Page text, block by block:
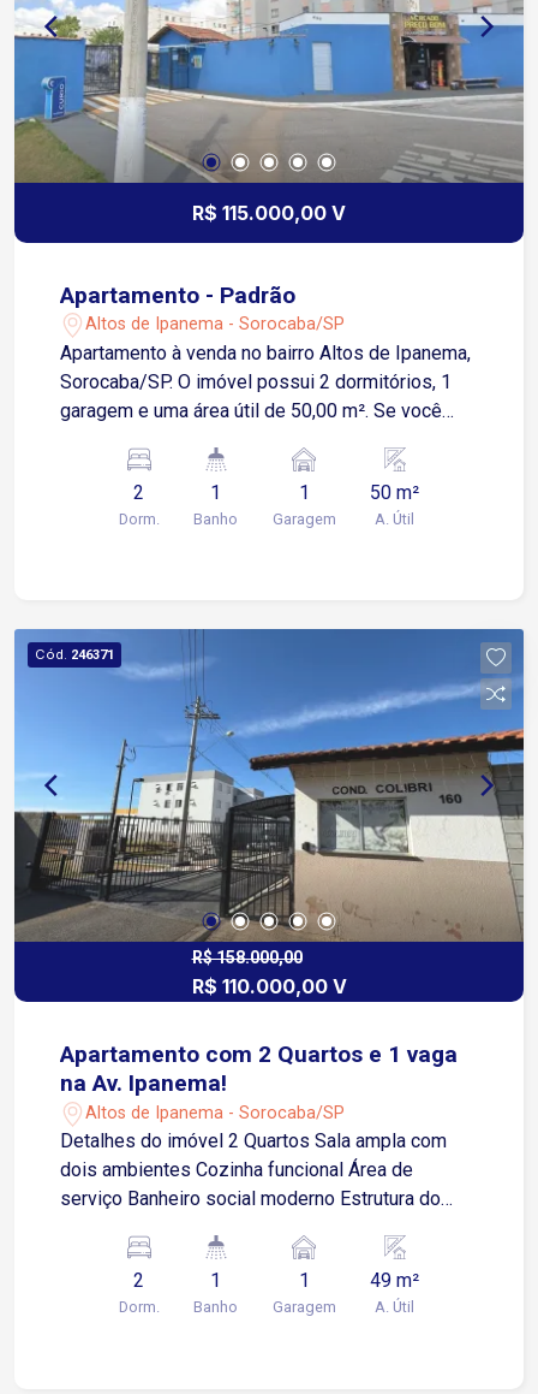
R$ 115.000,00 V
Apartamento - Padrão
Altos de Ipanema - Sorocaba/SP
Apartamento à venda no bairro Altos de Ipanema,
Sorocaba/SP. O imóvel possui 2 dormitórios, 1
garagem e uma área útil de 50,00 m². Se você
agendar uma visita, fique à vontade para
perguntar!
2
Dorm.
1
Banho
1
Garagem
50 m²
A. Útil
Cód. 246371
R$ 158.000,00
R$ 110.000,00 V
Apartamento com 2 Quartos e 1 vaga
na Av. Ipanema!
Altos de Ipanema - Sorocaba/SP
Detalhes do imóvel 2 Quartos Sala ampla com
dois ambientes Cozinha funcional Área de
serviço Banheiro social moderno Estrutura do
Playground Quadra poliesportiva Localizado na
Avenida Ipanema, este apartamento no
Condomínio Colibri é ideal para quem busca
2
Dorm.
1
Banho
1
Garagem
49 m²
A. Útil